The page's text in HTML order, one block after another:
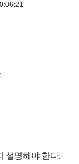
설명해야 한다.